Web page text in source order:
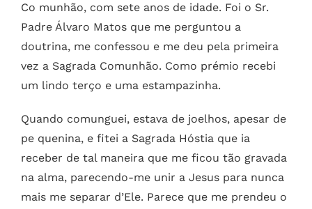
Co munhão, com sete anos de idade. Foi o Sr.
Padre Álvaro Matos que me perguntou a
doutrina, me confessou e me deu pela primeira
vez a Sagrada Comunhão. Como prémio recebi
um lindo terço e uma estampazinha.
Quando comunguei, estava de joelhos, apesar de
pe quenina, e fitei a Sagrada Hóstia que ia
receber de tal maneira que me ficou tão gravada
na alma, parecendo-me unir a Jesus para nunca
mais me separar d’Ele. Parece que me prendeu o